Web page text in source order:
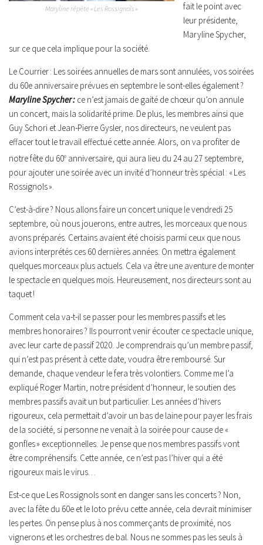
Maryline répète « Les Rossignols »
fait le point avec
leur présidente,
Maryline Spycher,
sur ce que cela implique pour la société.
Le Courrier : Les soirées annuelles de mars sont annulées, vos soirées
du 60e anniversaire prévues en septembre le sont-elles également ?
Maryline Spycher : ce n’est jamais de gaité de chœur qu’on annule
un concert, mais la solidarité prime. De plus, les membres ainsi que
Guy Schori et Jean-Pierre Gysler, nos directeurs, ne veulent pas
effacer tout le travail effectué cette année. Alors, on va profiter de
notre fête du 60e anniversaire, qui aura lieu du 24 au 27 septembre,
pour ajouter une soirée avec un invité d’honneur très spécial : « Les
Rossignols ».
C’est-à-dire ? Nous allons faire un concert unique le vendredi 25
septembre, où nous jouerons, entre autres, les morceaux que nous
avons préparés. Certains avaient été choisis parmi ceux que nous
avions interprétés ces 60 dernières années. On mettra également
quelques morceaux plus actuels. Cela va être une aventure de monter
le spectacle en quelques mois. Heureusement, nos directeurs sont au
taquet !
Comment cela va-t-il se passer pour les membres passifs et les
membres honoraires ? Ils pourront venir écouter ce spectacle unique,
avec leur carte de passif 2020. Je comprendrais qu’un membre passif,
qui n’est pas présent à cette date, voudra être remboursé. Sur
demande, chaque vendeur le fera très volontiers. Comme me l’a
expliqué Roger Martin, notre président d’honneur, le soutien des
membres passifs avait un but particulier. Les années d’hivers
rigoureux, cela permettait d’avoir un bas de laine pour payer les frais
de la société, si personne ne venait à la soirée pour cause de «
gonfles » exceptionnelles. Je pense que nos membres passifs vont
être compréhensifs. Cette année, ce n’est pas l’hiver qui a été
rigoureux mais le virus…
Est-ce que Les Rossignols sont en danger sans les concerts ? Non,
avec la fête du 60e et le loto prévu cette année, cela devrait minimiser
les pertes. On pense plus à nos commerçants de proximité, nos
vignerons et les orchestres de bal. Nous ne sommes pas les seuls à